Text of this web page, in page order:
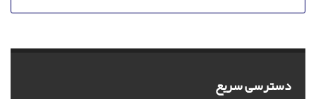
دسترسی سریع